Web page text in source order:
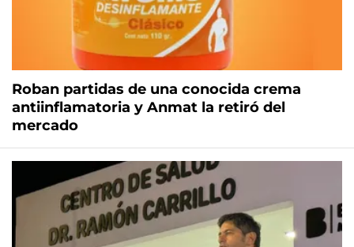
Roban partidas de una conocida crema
antiinflamatoria y Anmat la retiró del
mercado